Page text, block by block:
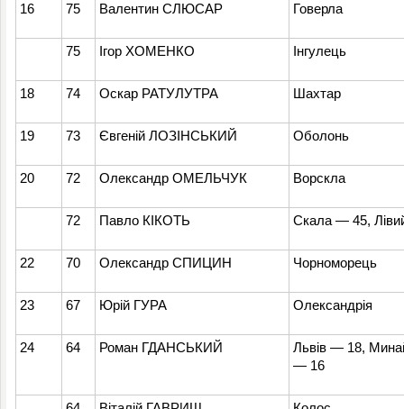
16 75 Валентин СЛЮСАР Говерла
75 Ігор ХОМЕНКО Інгулець
18 74 Оскар РАТУЛУТРА Шахтар
19 73 Євгеній ЛОЗІНСЬКИЙ Оболонь
20 72 Олександр ОМЕЛЬЧУК Ворскла
72 Павло КІКОТЬ Скала — 45,
22 70 Олександр СПИЦИН Чорноморець
23 67 Юрій ГУРА Олександрія
24 64 Роман ГДАНСЬКИЙ
Львів — 18,
— 16